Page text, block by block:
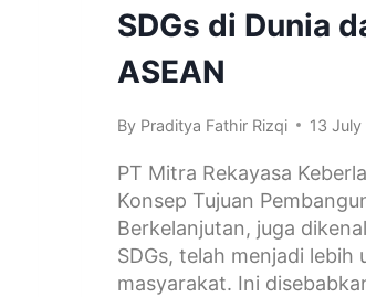
SDGs di Dunia
ASEAN
By Praditya Fathir Rizqi 13
PT Mitra Rekayasa
Konsep Tujuan
Berkelanjutan, juga
SDGs, telah menjadi lebih
masyarakat. Ini